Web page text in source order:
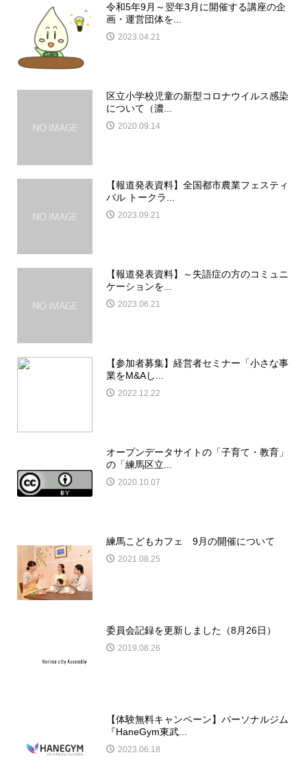
令和5年9月～翌年3月に開催する講座の企
画・運営団体を...
2023.04.21
区立小学校児童の新型コロナウイルス感染
について（濃...
2020.09.14
【報道発表資料】全国都市農業フェスティ
バル トークラ...
2023.09.21
【報道発表資料】～失語症の方のコミュニ
ケーションを...
2023.06.21
【参加者募集】経営者セミナー「小さな事
業をM&Aし...
2022.12.22
オープンデータサイトの「子育て・教育」
の「練馬区立...
2020.10.07
練馬こどもカフェ 9月の開催について
2021.08.25
委員会記録を更新しました（8月26日）
2019.08.26
【体験無料キャンペーン】パーソナルジム
『HaneGym東武...
2023.06.18